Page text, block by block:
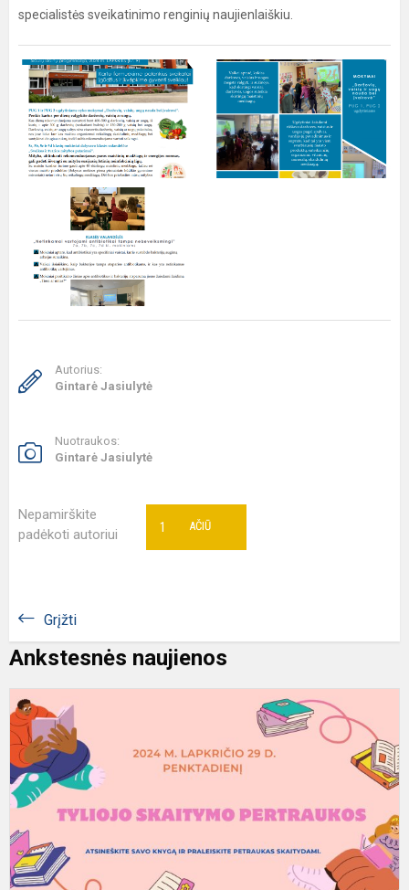
specialistės sveikatinimo renginių naujienlaiškiu.
Autorius:
Gintarė Jasiulytė
Nuotraukos:
Gintarė Jasiulytė
Nepamirškite
padėkoti autoriui
AČIŪ
1
Grįžti
Ankstesnės naujienos